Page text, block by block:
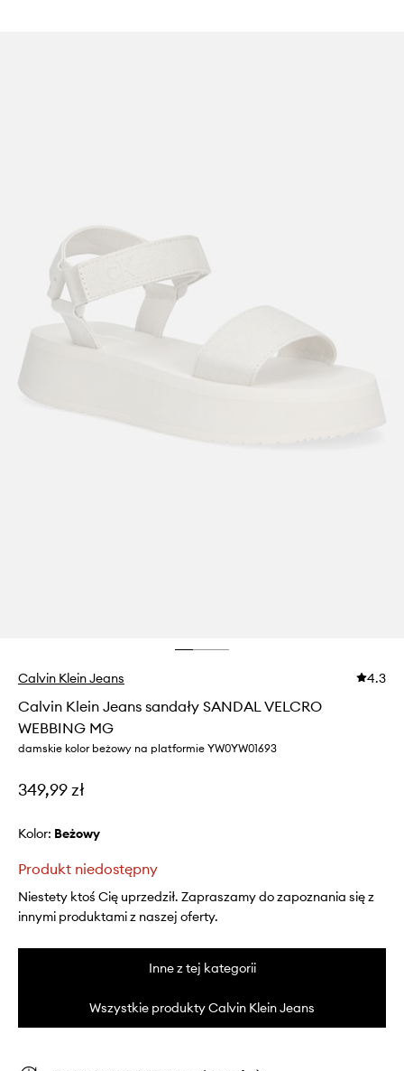
Calvin Klein Jeans 4.3
Calvin Klein Jeans sandały SANDAL VELCRO
WEBBING MG
damskie kolor beżowy na platformie YW0YW01693
349,99 zł
Kolor: beżowy
Produkt niedostępny
Niestety ktoś Cię uprzedził. Zapraszamy do zapoznania się z
innymi produktami z naszej oferty.
Inne z tej kategorii
Wszystkie produkty Calvin Klein Jeans